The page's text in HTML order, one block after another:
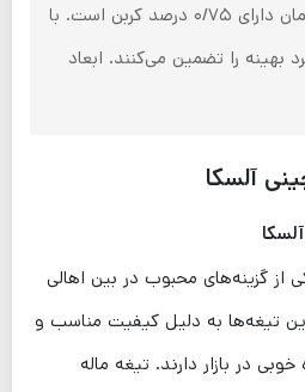
بر اساس استاندارد Din آلمان دارای ۰/۷۵ درصد کربن است. با
عملکرد بهینه را تضمین می‌کنند. ابعاد
آلسکا
از گزینه‌های محبوب در بین اهالی
تیغه‌ها به دلیل کیفیت مناسب و
در بازار دارند. تیغه ماله